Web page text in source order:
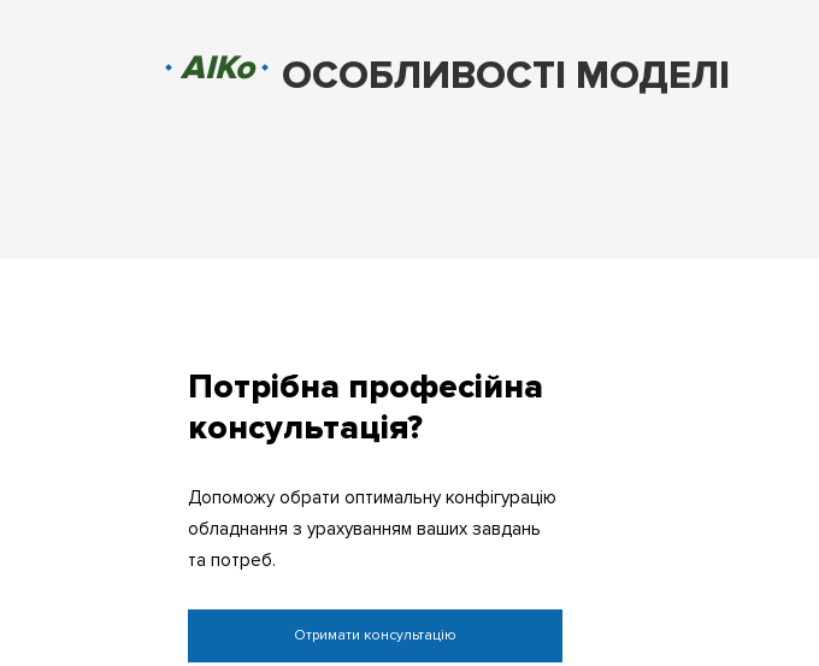
AIKo ОСОБЛИВОСТІ МОДЕЛІ
Потрібна професійна
консультація?
Допоможу обрати оптимальну конфігурацію
обладнання з урахуванням ваших завдань
та потреб.
Отримати консультацію